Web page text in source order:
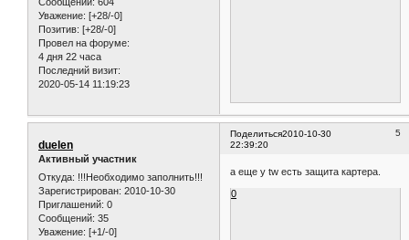
Уважение: [+28/-0]
Позитив: [+28/-0]
Провел на форуме:
4 дня 22 часа
Последний визит:
2020-05-14 11:19:23
Поделиться 5
2010-10-30
22:39:20
duelen
Активный участник
Откуда: !!!Необходимо заполнить!!!
Зарегистрирован: 2010-10-30
Приглашений: 0
Сообщений: 35
Уважение: [+1/-0]
а еще у tw есть защита картера.
0